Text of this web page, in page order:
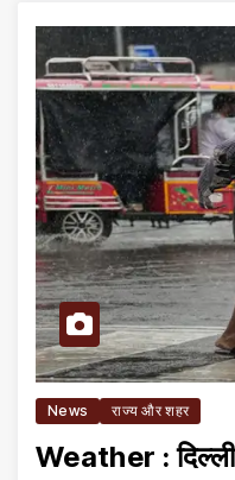
News राज्य और शहर
Weather : दिल्ली